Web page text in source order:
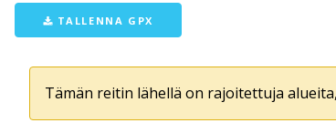
TALLENNA GPX
Tämän reitin lähellä on rajoitettuja